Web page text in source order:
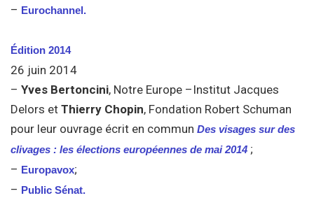
– Eurochannel.
Édition 2014
26 juin 2014
– Yves Bertoncini, Notre Europe –Institut Jacques
Delors et Thierry Chopin, Fondation Robert Schuman
pour leur ouvrage écrit en commun Des visages sur des
clivages : les élections européennes de mai 2014 ;
– Europavox;
– Public Sénat.